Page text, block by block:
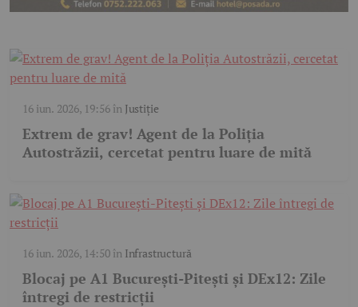
16 iun. 2026, 19:56în Justiție
Extrem de grav! Agent de la Poliția
Autostrăzii, cercetat pentru luare de mită
16 iun. 2026, 14:50în Infrastructură
Blocaj pe A1 București-Pitești și DEx12: Zile
întregi de restricții